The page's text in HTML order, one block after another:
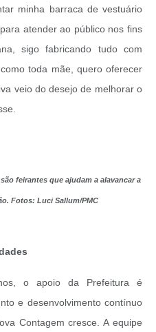
minha barraca de vestuário
atender ao público nos fins
sigo fabricando tudo com
toda mãe, quero oferecer
veio do desejo de melhorar o
feirantes que ajudam a alavancar a
Fotos: Luci Sallum/PMC
o apoio da Prefeitura é
e desenvolvimento contínuo
Contagem cresce. A equipe